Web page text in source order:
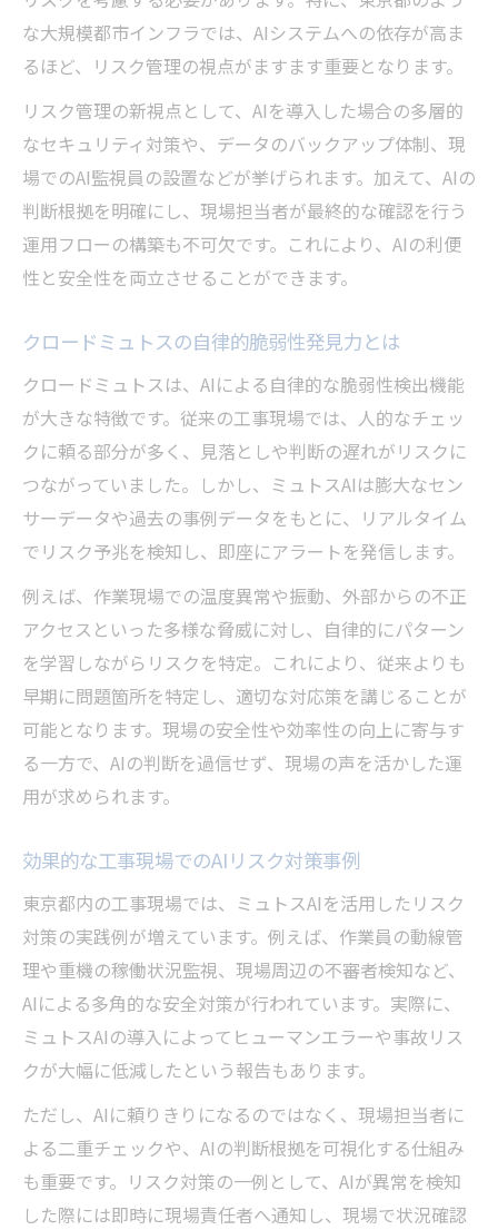
な大規模都市インフラでは、AIシステムへの依存が高ま
るほど、リスク管理の視点がますます重要となります。
リスク管理の新視点として、AIを導入した場合の多層的
なセキュリティ対策や、データのバックアップ体制、現
場でのAI監視員の設置などが挙げられます。加えて、AIの
判断根拠を明確にし、現場担当者が最終的な確認を行う
運用フローの構築も不可欠です。これにより、AIの利便
性と安全性を両立させることができます。
クロードミュトスの自律的脆弱性発見力とは
クロードミュトスは、AIによる自律的な脆弱性検出機能
が大きな特徴です。従来の工事現場では、人的なチェッ
クに頼る部分が多く、見落としや判断の遅れがリスクに
つながっていました。しかし、ミュトスAIは膨大なセン
サーデータや過去の事例データをもとに、リアルタイム
でリスク予兆を検知し、即座にアラートを発信します。
例えば、作業現場での温度異常や振動、外部からの不正
アクセスといった多様な脅威に対し、自律的にパターン
を学習しながらリスクを特定。これにより、従来よりも
早期に問題箇所を特定し、適切な対応策を講じることが
可能となります。現場の安全性や効率性の向上に寄与す
る一方で、AIの判断を過信せず、現場の声を活かした運
用が求められます。
効果的な工事現場でのAIリスク対策事例
東京都内の工事現場では、ミュトスAIを活用したリスク
対策の実践例が増えています。例えば、作業員の動線管
理や重機の稼働状況監視、現場周辺の不審者検知など、
AIによる多角的な安全対策が行われています。実際に、
ミュトスAIの導入によってヒューマンエラーや事故リス
クが大幅に低減したという報告もあります。
ただし、AIに頼りきりになるのではなく、現場担当者に
よる二重チェックや、AIの判断根拠を可視化する仕組み
も重要です。リスク対策の一例として、AIが異常を検知
した際には即時に現場責任者へ通知し、現場で状況確認